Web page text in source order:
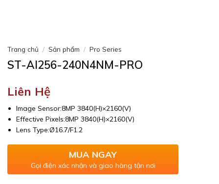
Trang chủ / Sản phẩm / Pro Series
ST-AI256-240N4NM-PRO
Liên Hệ
Image Sensor:8MP 3840(H)×2160(V)
Effective Pixels:8MP 3840(H)×2160(V)
Lens Type:Ø16.7/F1.2
MUA NGAY
Gọi điện xác nhận và giao hàng tận nơi